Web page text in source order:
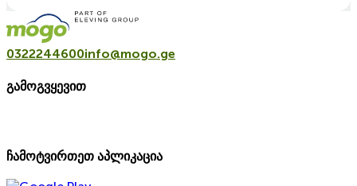
0322244600info@mogo.ge
გამოგვყევით
ჩამოტვირთეთ აპლიკაცია